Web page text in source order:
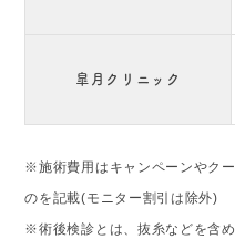
皐月クリニック
※施術費用はキャンペーンやク
のを記載(モニター割引は除外)
※術後検診とは、抜糸などを含